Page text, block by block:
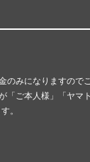
みになりますので
「ご本人様」「ヤマ
。